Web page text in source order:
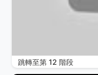
跳轉至第 12 階段